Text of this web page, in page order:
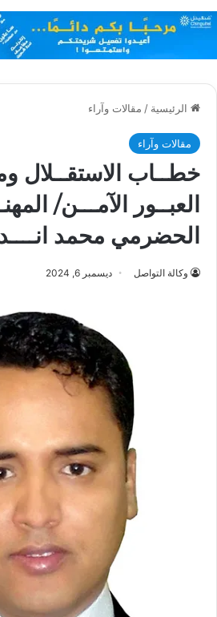
الرئيسية / مقالات وآراء
مقالات وآراء
خطــاب الاستقــلال
العبــور الآمـــن/
الحضرمي محمد
وكالة التواصل ديسمبر 6, 2024